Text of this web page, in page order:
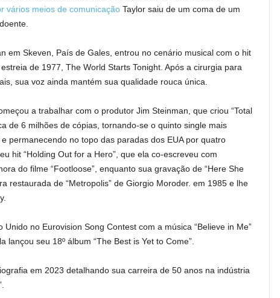
vários meios de comunicaçãoTaylor saiu de um coma de um
em Skeven, País de Gales, entrou no cenário musical com o hit
de 1977, The World Starts Tonight. Após a cirurgia para
sua voz ainda mantém sua qualidade rouca única.
a trabalhar com o produtor Jim Steinman, que criou “Total
de 6 milhões de cópias, tornando-se o quinto single mais
permanecendo no topo das paradas dos EUA por quatro
hit “Holding Out for a Hero”, que ela co-escreveu com
do filme “Footloose”, enquanto sua gravação de “Here She
restaurada de “Metropolis” de Giorgio Moroder. em 1985 e lhe
no Eurovision Song Contest com a música “Believe in Me”
lançou seu 18º álbum “The Best is Yet to Come”.
em 2023 detalhando sua carreira de 50 anos na indústria